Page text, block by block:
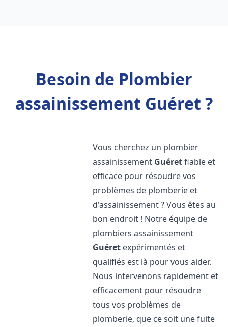
Besoin de Plombier
assainissement Guéret ?
Vous cherchez un plombier
assainissement Guéretfiable et
efficace pour résoudre vos
problèmes de plomberie et
d'assainissement ? Vous êtes au
bon endroit ! Notre équipe de
plombiers assainissement
Guéret expérimentés et
qualifiés est là pour vous aider.
Nous intervenons rapidement et
efficacement pour résoudre
tous vos problèmes de
plomberie, que ce soit une fuite